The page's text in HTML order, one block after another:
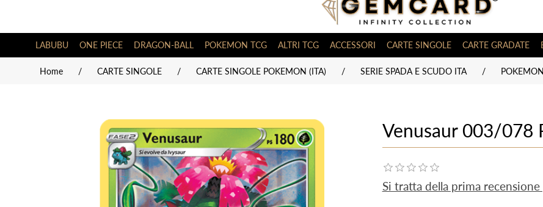
LABUBU ONE PIECE DRAGON-BALL POKEMON TCG ALTRI TCG ACCESSORI CARTE SINGOLE CARTE GRADATE
Home / CARTE SINGOLE / CARTE SINGOLE POKEMON (ITA) / SERIE SPADA E SCUDO ITA /
Venusaur 003/078
Si tratta della prima